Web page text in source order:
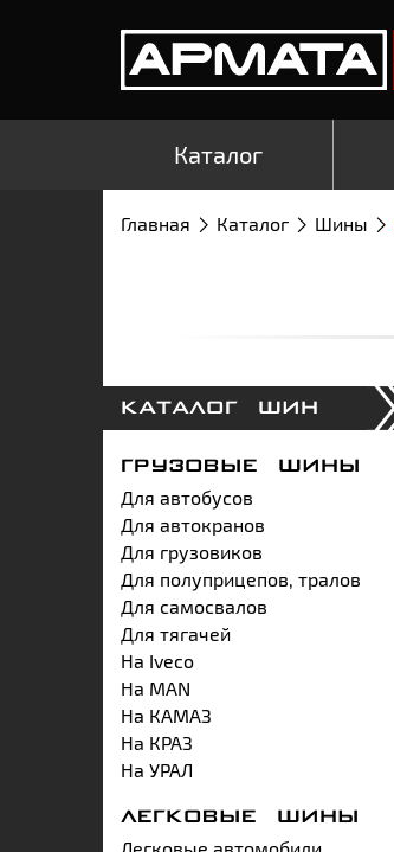
Каталог
Главная Каталог Шины
КАТАЛОГ ШИН
ГРУЗОВЫЕ ШИНЫ
Для автобусов
Для автокранов
Для грузовиков
Для полуприцепов, тралов
Для самосвалов
Для тягачей
На Iveco
На MAN
На КАМАЗ
На КРАЗ
На УРАЛ
ЛЕГКОВЫЕ ШИНЫ
Легковые автомобили